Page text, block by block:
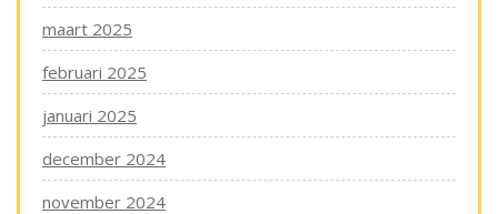
maart 2025
februari 2025
januari 2025
december 2024
november 2024